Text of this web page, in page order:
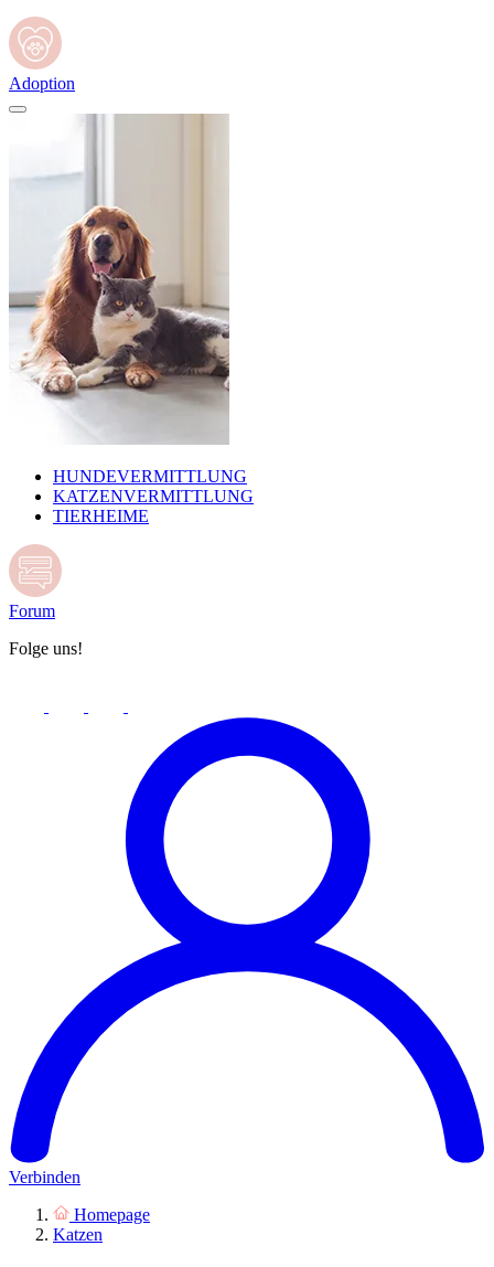
Adoption
HUNDEVERMITTLUNG
KATZENVERMITTLUNG
TIERHEIME
Forum
Folge uns!
Verbinden
Homepage
Katzen